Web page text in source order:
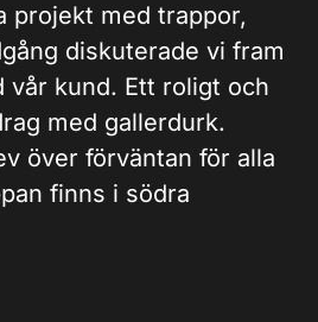
projekt med trappor,
diskuterade vi fram
vår kund. Ett roligt och
med gallerdurk.
över förväntan för alla
finns i södra